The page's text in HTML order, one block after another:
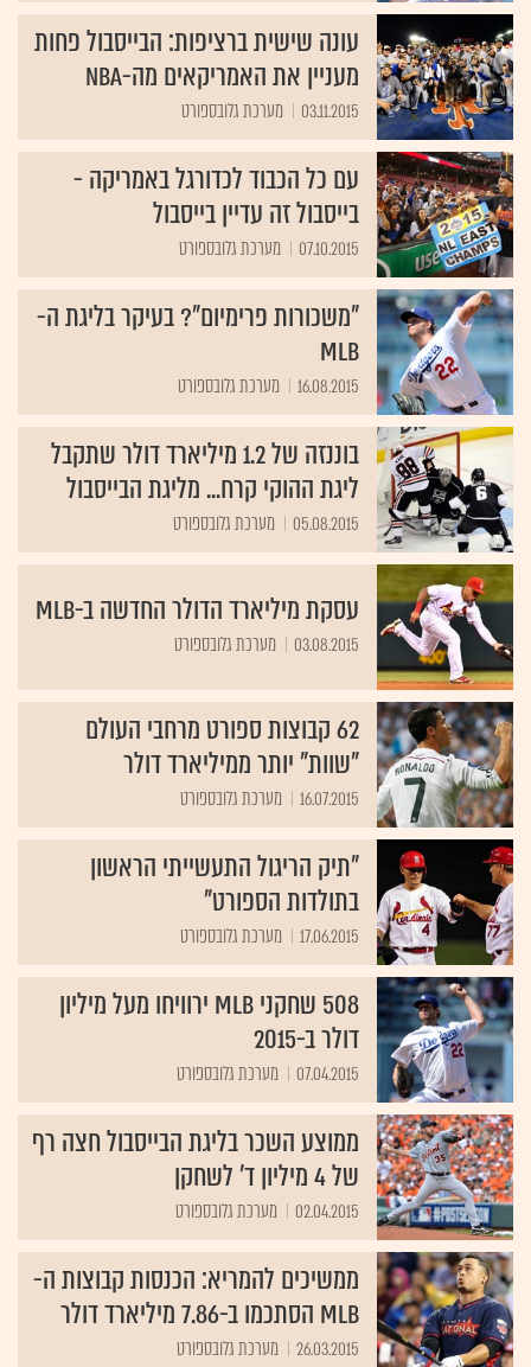
עונה שישית ברציפות: הבייסבול פחות
מעניין את האמריקאים מה-NBA
03.11.2015 מערכת גלובספורט
עם כל הכבוד לכדורגל באמריקה -
בייסבול זה עדיין בייסבול
07.10.2015 מערכת גלובספורט
"משכורות פרימיום"? בעיקר בליגת ה-
MLB
16.08.2015 מערכת גלובספורט
בוננזה של 1.2 מיליארד דולר שתקבל
ליגת ההוקי קרח... מליגת הבייסבול
05.08.2015 מערכת גלובספורט
עסקת מיליארד הדולר החדשה ב-MLB
03.08.2015 מערכת גלובספורט
62 קבוצות ספורט מרחבי העולם
"שוות" יותר ממיליארד דולר
16.07.2015 מערכת גלובספורט
"תיק הריגול התעשייתי הראשון
בתולדות הספורט"
17.06.2015 מערכת גלובספורט
508 שחקני MLB ירוויחו מעל מיליון
דולר ב-2015
07.04.2015 מערכת גלובספורט
ממוצע השכר בליגת הבייסבול חצה רף
של 4 מיליון ד' לשחקן
02.04.2015 מערכת גלובספורט
ממשיכים להמריא: הכנסות קבוצות ה-
MLB הסתכמו ב-7.86 מיליארד דולר
26.03.2015 מערכת גלובספורט